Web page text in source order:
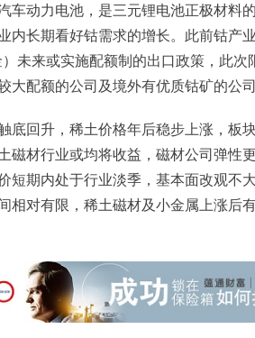
车动力电池，是三元锂电池正极材料
内长期看好钴需求的增长。此前钴产
未来或实施配额制的出口政策，此次
大配额的公司及境外有优质钴矿的公司
底回升，稀土价格年后稳步上涨，板
磁材行业或均将收益，磁材公司弹性
短期内处于行业淡季，基本面改观不
相对有限，稀土磁材及小金属上涨后